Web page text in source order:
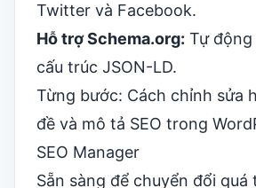
Twitter và Facebook.
Hỗ trợ Schema.org: Tự
cấu trúc JSON-LD.
Từng bước: Cách chỉnh sửa
đề và mô tả SEO trong
SEO Manager
Sẵn sàng để chuyển đổi quá